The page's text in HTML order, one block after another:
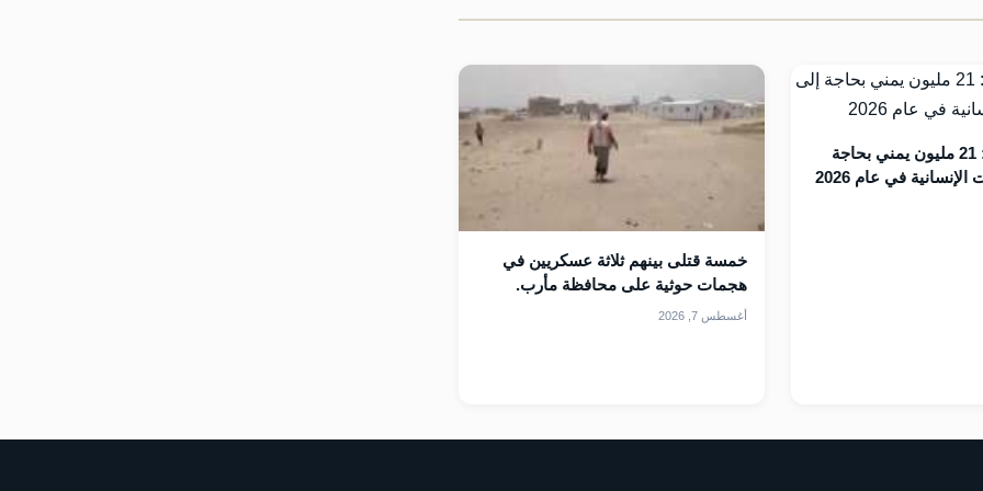
الأمم المتحدة: 21 مليون يمني بحاجة
في عام 2026
خمسة قتلى بينهم ثلاثة عسكريين في
هجمات حوثية على محافظة مأرب.
أغسطس 7, 2026